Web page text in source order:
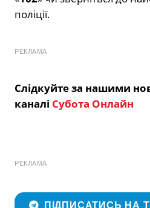
поліції.
РЕКЛАМА
Слідкуйте за нашими
каналі Субота Онлайн
РЕКЛАМА
ПІДПИСАТИСЬ НА